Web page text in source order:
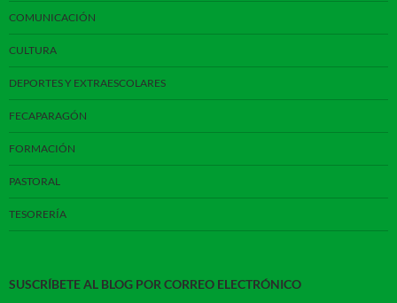
COMUNICACIÓN
CULTURA
DEPORTES Y EXTRAESCOLARES
FECAPARAGÓN
FORMACIÓN
PASTORAL
TESORERÍA
SUSCRÍBETE AL BLOG POR CORREO ELECTRÓNICO